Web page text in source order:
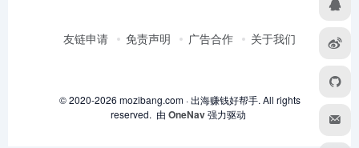
友链申请 免责声明 广告合作 关于我们
© 2020-2026 mozibang.com · 出海赚钱好帮手. All rights
reserved. 由 OneNav强力驱动